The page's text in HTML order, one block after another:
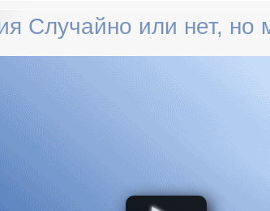
Случайно или нет, но